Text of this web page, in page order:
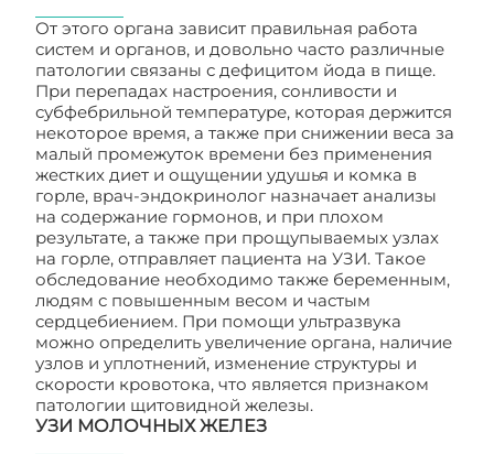
От этого органа зависит правильная работа
систем и органов, и довольно часто различные
патологии связаны с дефицитом йода в пище.
При перепадах настроения, сонливости и
субфебрильной температуре, которая держится
некоторое время, а также при снижении веса за
малый промежуток времени без применения
жестких диет и ощущении удушья и комка в
горле, врач-эндокринолог назначает анализы
на содержание гормонов, и при плохом
результате, а также при прощупываемых узлах
на горле, отправляет пациента на УЗИ. Такое
обследование необходимо также беременным,
людям с повышенным весом и частым
сердцебиением. При помощи ультразвука
можно определить увеличение органа, наличие
узлов и уплотнений, изменение структуры и
скорости кровотока, что является признаком
патологии щитовидной железы.
УЗИ МОЛОЧНЫХ ЖЕЛЕЗ